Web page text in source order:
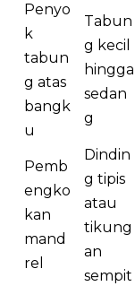
Penyo
k
tabun
g atas
bangk
u
Tabun
g kecil
hingga
sedan
g
Pemb
engko
kan
mand
rel
Dindin
g tipis
atau
tikung
an
sempit